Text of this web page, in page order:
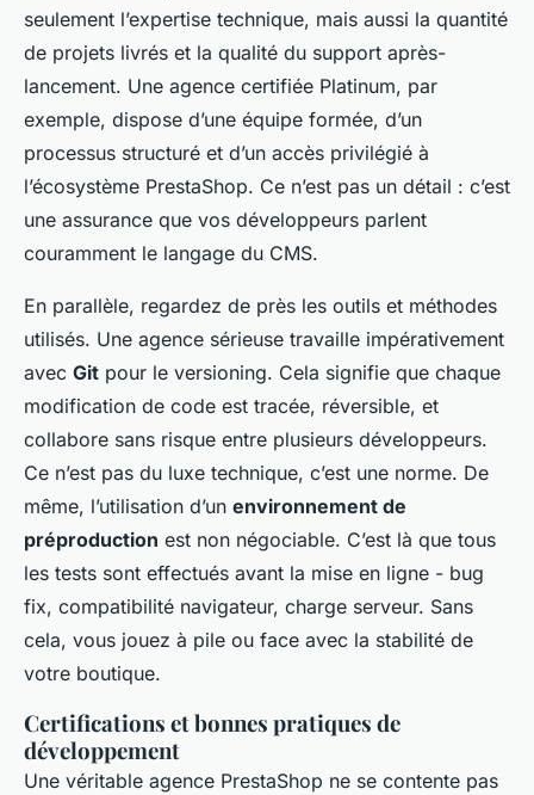
seulement l’expertise technique, mais aussi la quantité
de projets livrés et la qualité du support après-
lancement. Une agence certifiée Platinum, par
exemple, dispose d’une équipe formée, d’un
processus structuré et d’un accès privilégié à
l’écosystème PrestaShop. Ce n’est pas un détail : c’est
une assurance que vos développeurs parlent
couramment le langage du CMS.
En parallèle, regardez de près les outils et méthodes
utilisés. Une agence sérieuse travaille impérativement
avec Git pour le versioning. Cela signifie que chaque
modification de code est tracée, réversible, et
collabore sans risque entre plusieurs développeurs.
Ce n’est pas du luxe technique, c’est une norme. De
même, l’utilisation d’un environnement de
préproduction est non négociable. C’est là que tous
les tests sont effectués avant la mise en ligne - bug
fix, compatibilité navigateur, charge serveur. Sans
cela, vous jouez à pile ou face avec la stabilité de
votre boutique.
Certifications et bonnes pratiques de
développement
Une véritable agence PrestaShop ne se contente pas